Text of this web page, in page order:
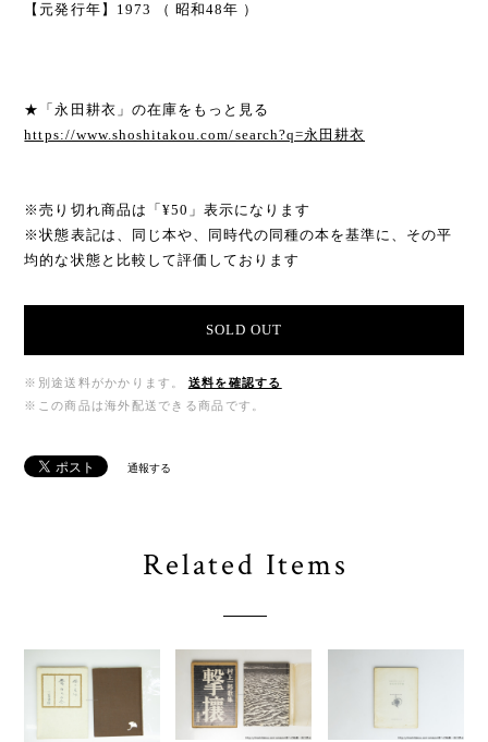
【元発行年】1973 （ 昭和48年 ）
★「永田耕衣」の在庫をもっと見る
https://www.shoshitakou.com/search?q=永田耕衣
※売り切れ商品は「¥50」表示になります
※状態表記は、同じ本や、同時代の同種の本を基準に、その平
均的な状態と比較して評価しております
SOLD OUT
※別途送料がかかります。
送料を確認する
※この商品は海外配送できる商品です。
通報する
Related Items